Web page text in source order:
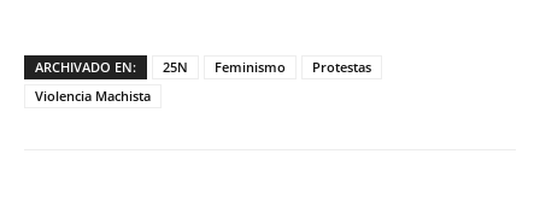
ARCHIVADO EN: 25N Feminismo
Protestas
Violencia Machista